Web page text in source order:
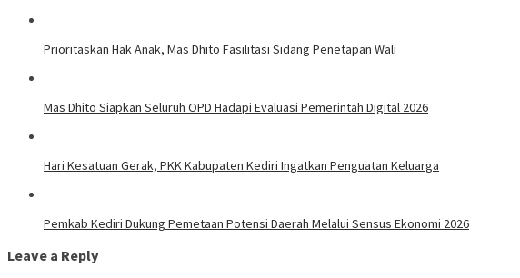
Prioritaskan Hak Anak, Mas Dhito Fasilitasi Sidang Penetapan Wali
Mas Dhito Siapkan Seluruh OPD Hadapi Evaluasi Pemerintah Digital 2026
Hari Kesatuan Gerak, PKK Kabupaten Kediri Ingatkan Penguatan Keluarga
Pemkab Kediri Dukung Pemetaan Potensi Daerah Melalui Sensus Ekonomi 2026
Leave a Reply